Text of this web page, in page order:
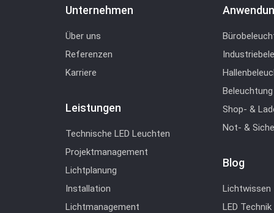
Unternehmen
Über uns
Referenzen
Karriere
Leistungen
Technische LED Leuchten
Projektmanagement
Lichtplanung
Installation
Lichtmanagement
Shop- &
Not- &
Blog
Lichtwissen
LED Technik